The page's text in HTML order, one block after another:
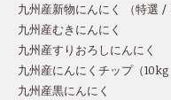
九州産新物にんにく （特選 /
九州産むきにんにく
九州産すりおろしにんにく
九州産にんにくチップ（10kg
九州産黒にんにく